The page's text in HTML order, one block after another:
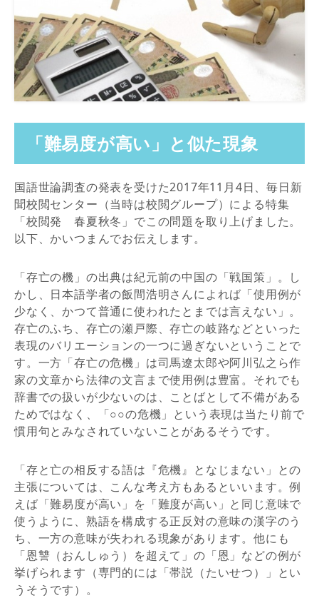
「難易度が高い」と似た現象
国語世論調査の発表を受けた2017年11月4日、毎日新
聞校閲センター（当時は校閲グループ）による特集
「校閲発 春夏秋冬」でこの問題を取り上げました。
以下、かいつまんでお伝えします。
「存亡の機」の出典は紀元前の中国の「戦国策」。し
かし、日本語学者の飯間浩明さんによれば「使用例が
少なく、かつて普通に使われたとまでは言えない」。
存亡のふち、存亡の瀬戸際、存亡の岐路などといった
表現のバリエーションの一つに過ぎないということで
す。一方「存亡の危機」は司馬遼太郎や阿川弘之ら作
家の文章から法律の文言まで使用例は豊富。それでも
辞書での扱いが少ないのは、ことばとして不備がある
ためではなく、「○○の危機」という表現は当たり前で
慣用句とみなされていないことがあるそうです。
「存と亡の相反する語は『危機』となじまない」との
主張については、こんな考え方もあるといいます。例
えば「難易度が高い」を「難度が高い」と同じ意味で
使うように、熟語を構成する正反対の意味の漢字のう
ち、一方の意味が失われる現象があります。他にも
「恩讐（おんしゅう）を超えて」の「恩」などの例が
挙げられます（専門的には「帯説（たいせつ）」とい
うそうです）。